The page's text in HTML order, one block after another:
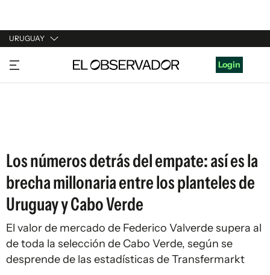
URUGUAY
URUGUAY
ARGENTINA
Login
Los números detrás del empate: así es la
brecha millonaria entre los planteles de
Uruguay y Cabo Verde
El valor de mercado de Federico Valverde supera al
de toda la selección de Cabo Verde, según se
desprende de las estadísticas de Transfermarkt